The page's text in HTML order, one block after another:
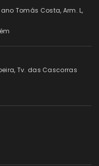
Tomás Costa, Arm. L,
Tv. das Cascorras